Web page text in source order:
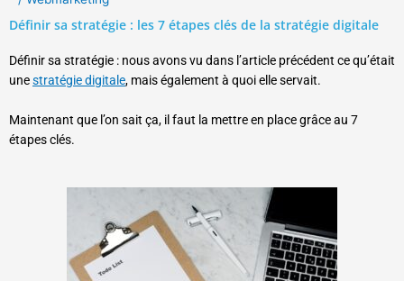
Définir sa stratégie : les 7 étapes clés de la stratégie digitale
Définir sa stratégie : nous avons vu dans l’article précédent ce qu’était
unestratégie digitale, mais également à quoi elle servait.
Maintenant que l’on sait ça, il faut la mettre en place grâce au 7
étapes clés.